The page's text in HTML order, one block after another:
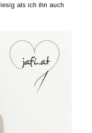
als ich ihn auch